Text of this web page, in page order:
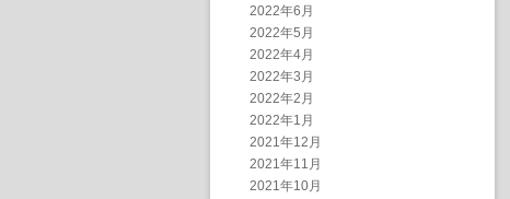
2022年6月
2022年5月
2022年4月
2022年3月
2022年2月
2022年1月
2021年12月
2021年11月
2021年10月